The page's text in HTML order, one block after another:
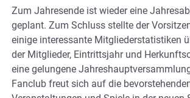
Zum Jahresende ist wieder eine
geplant. Zum Schluss stellte der
einige interessante Mitgliederstatistiken
der Mitglieder, Eintrittsjahr und
eine gelungene
Fanclub freut sich auf die